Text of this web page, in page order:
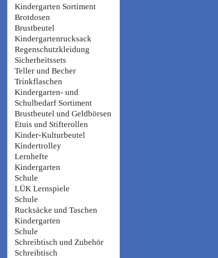
Kindergarten Sortiment
Brotdosen
Brustbeutel
Kindergartenrucksack
Regenschutzkleidung
Sicherheitssets
Teller und Becher
Trinkflaschen
Kindergarten- und
Schulbedarf Sortiment
Brustbeutel und Geldbörsen
Etuis und Stifterollen
Kinder-Kulturbeutel
Kindertrolley
Lernhefte
Kindergarten
Schule
LÜK Lernspiele
Schule
Rucksäcke und Taschen
Kindergarten
Schule
Schreibtisch und Zubehör
Schreibtisch